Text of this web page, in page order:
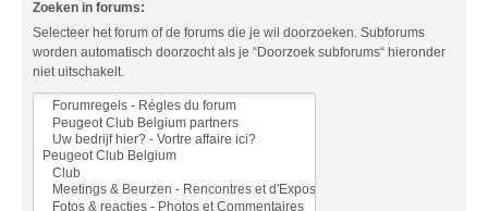
Zoeken in forums:
Selecteer het forum of de forums die je wil doorzoeken. Subforums
worden automatisch doorzocht als je “Doorzoek subforums“ hieronder
niet uitschakelt.